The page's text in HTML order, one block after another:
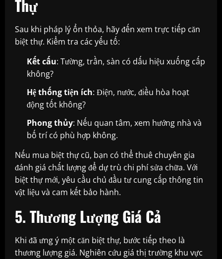
Thự
Sau khi pháp lý ổn thỏa, hãy đến xem trực tiếp căn
biệt thự. Kiểm tra các yếu tố:
Kết cấu: Tường, trần, sàn có dấu hiệu xuống cấp
không?
Hệ thống tiện ích: Điện, nước, điều hòa hoạt
động tốt không?
Phong thủy: Nếu quan tâm, xem hướng nhà và
bố trí có phù hợp không.
Nếu mua biệt thự cũ, bạn có thể thuê chuyên gia
đánh giá chất lượng để dự trù chi phí sửa chữa. Với
biệt thự mới, yêu cầu chủ đầu tư cung cấp thông tin
vật liệu và cam kết bảo hành.
5. Thương Lượng Giá Cả
Khi đã ưng ý một căn biệt thự, bước tiếp theo là
thương lượng giá. Nghiên cứu giá thị trường khu vực